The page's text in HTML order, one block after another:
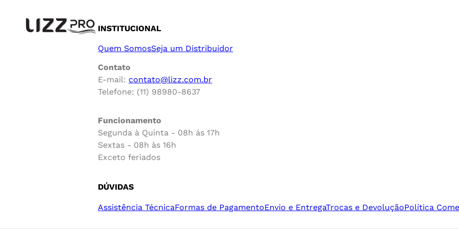
INSTITUCIONAL
Quem SomosSeja um Distribuidor
Contato
E-mail: contato@lizz.com.br
Telefone: (11) 98980-8637
Funcionamento
Segunda à Quinta - 08h ás 17h
Sextas - 08h às 16h
Exceto feriados
DÚVIDAS
Assistência TécnicaFormas de PagamentoEnvio e EntregaTrocas e DevoluçãoPolítica